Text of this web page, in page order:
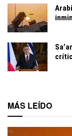
MÁS LEÍDO